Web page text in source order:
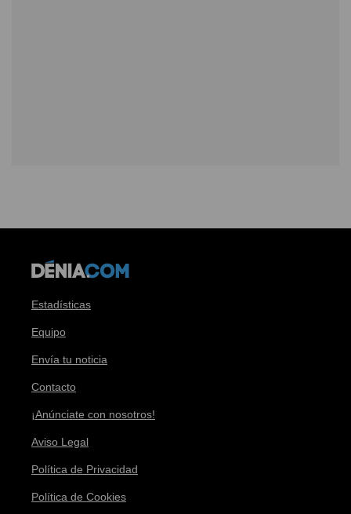
Estadísticas
Equipo
Envía tu noticia
Contacto
¡Anúnciate con nosotros!
Aviso Legal
Política de Privacidad
Política de Cookies